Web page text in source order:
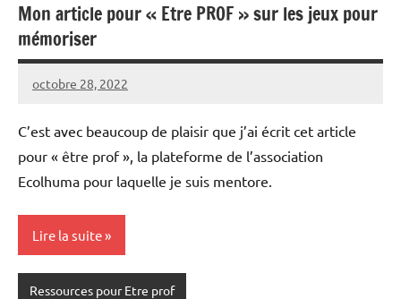
Mon article pour « Etre PROF » sur les jeux pour
mémoriser
octobre 28, 2022
Seg0_La_Vraie
Aucun
C’est avec beaucoup de plaisir que j’ai écrit cet article
pour « être prof », la plateforme de l’association
Ecolhuma pour laquelle je suis mentore.
Lire la suite
Ressources pour Etre prof